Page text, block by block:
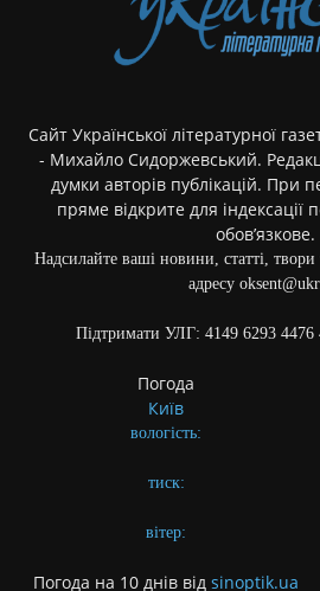
Сайт Української літературної
- Михайло Сидоржевський.
думки авторів публікацій. При
пряме відкрите для індексації
обов’язкове.
Надсилайте ваші новини, статті,
адресу
Підтримати УЛГ: 4149 6293 4476
Погода
Київ
вологість:
тиск:
вітер:
Погода на 10 днів від sinoptik.ua